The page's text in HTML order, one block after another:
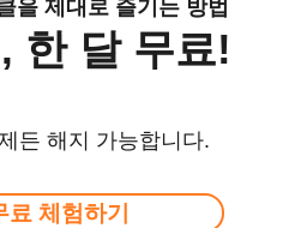
을 제대로 즐기는 방법
한 달 무료!
든 해지 가능합니다.
료 체험하기